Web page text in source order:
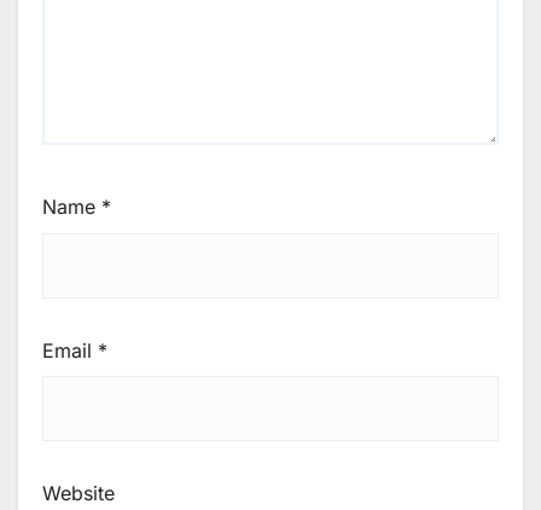
Name *
Email *
Website